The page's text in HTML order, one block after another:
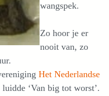
wangspek.
Zo hoor je er
nooit van, zo
Het Nederlandse
luidde ‘Van big tot worst’.